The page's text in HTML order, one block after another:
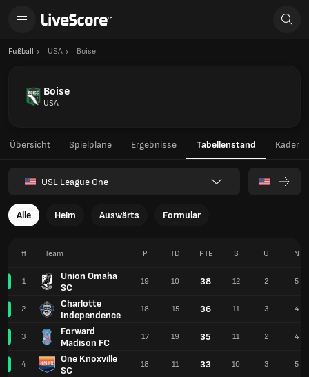
Fußball USA Boise
Boise
USA
Übersicht Spielpläne Ergebnisse Tabellenstand Kader
USL League One
Alle Heim Auswärts Formular
# Team
1
Union Omaha
SC
2
Charlotte
Independence
3
Forward
Madison FC
4
One Knoxville
SC
P TD PTE S U N
19 10 38 12 2 5
18 15 36 11 3 4
17 19 35 11 2 4
18 11 33 10 3 5